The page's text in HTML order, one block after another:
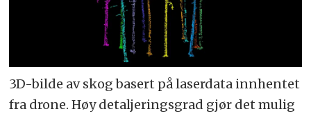
3D-bilde av skog basert på laserdata innhentet
fra drone. Høy detaljeringsgrad gjør det mulig